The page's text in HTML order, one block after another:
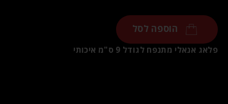
הוספה לסל
פלאג אנאלי מתנפח לגודל 9 ס"מ איכותי